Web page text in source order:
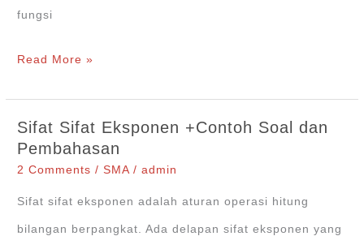
fungsi
Definisi
dan
8
Teorema
+
Read More »
Sifat Sifat Eksponen +Contoh Soal dan
Pembahasan
2 Comments /SMA /admin
Sifat sifat eksponen adalah aturan operasi hitung
bilangan berpangkat. Ada delapan sifat eksponen yang